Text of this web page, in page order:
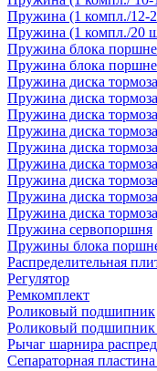
Пружина (1 компл./12-
Пружина (1 компл./20
Пружина блока
Пружина блока
Пружина диска тормоза
Пружина диска
Пружина диска
Пружина диска
Пружина диска
Пружина диска
Пружина диска
Пружина диска
Пружина диска
Пружина сервопоршня
Пружины блока
Распределительная
Регулятор
Ремкомплект
Роликовый подшипник
Роликовый подшипник
Рычаг шарнира
Сепараторная